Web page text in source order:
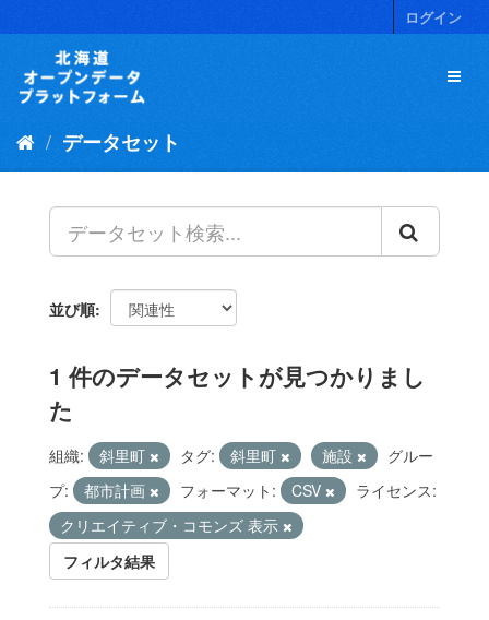
キ
ログイン
データセット
並び順
1 件のデータセットが見つかりまし
た
組織: 斜里町 タグ: 斜里町 施設
グルー
プ:
都市計画 フォーマット: CSV
ライセンス:
クリエイティブ・コモンズ 表示
フィルタ結果